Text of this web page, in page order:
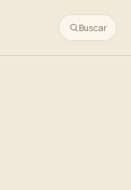
Buscar